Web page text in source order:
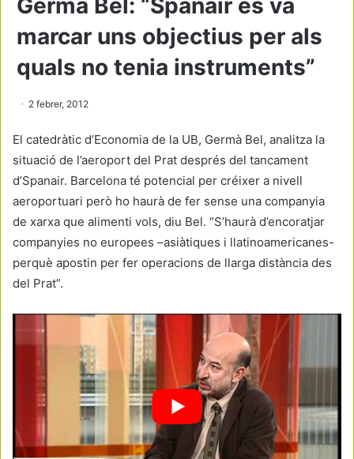
Germà Bel: “Spanair es va
marcar uns objectius per als
quals no tenia instruments”
2 febrer, 2012
El catedràtic d’Economia de la UB, Germà Bel, analitza la
situació de l’aeroport del Prat després del tancament
d’Spanair. Barcelona té potencial per créixer a nivell
aeroportuari però ho haurà de fer sense una companyia
de xarxa que alimenti vols, diu Bel. “S’haurà d’encoratjar
companyies no europees –asiàtiques i llatinoamericanes-
perquè apostin per fer operacions de llarga distància des
del Prat”.